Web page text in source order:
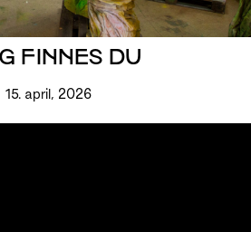
FINNES DU
15. april, 2026